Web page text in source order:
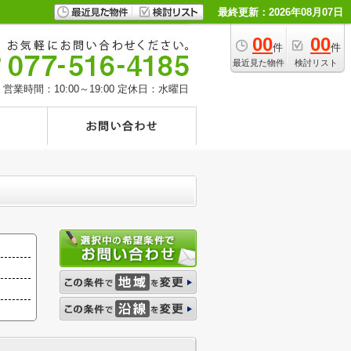
最終更新：2026年08月07日
00件
最近見た物件
00件
検討リスト
営業時間：10:00～19:00 定休日：水曜日